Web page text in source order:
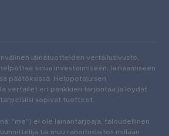
lainatuotteiden vertailusivusto,
sinua investoimiseen, lainaamiseen
päätöksissä. Helppotajuisen
vertailet eri pankkien tarjontaa ja löydät
sopivat tuotteet.
"me") ei ole lainantarjoaja, taloudellinen
tai muu rahoituslaitos millään